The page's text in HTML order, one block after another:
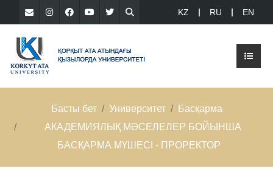
KZ RU EN
Басты бет Университет
Басқарма
АКАДЕМИЯЛЫҚ МӘСЕЛЕЛЕР БОЙЫНША
БАСҚАРМА МҮШЕСІ - ПРОРЕКТОР